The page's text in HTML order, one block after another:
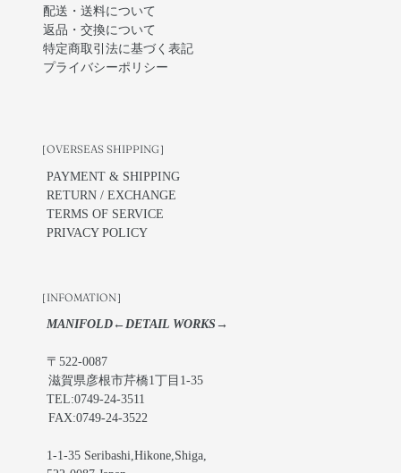
配送・送料について
返品・交換について
特定商取引法に基づく表記
プライバシーポリシー
［OVERSEAS SHIPPING］
PAYMENT & SHIPPING
RETURN / EXCHANGE
TERMS OF SERVICE
PRIVACY POLICY
［INFOMATION］
MANIFOLD←DETAIL WORKS→
〒522-0087
滋賀県彦根市芹橋1丁目1-35
TEL:0749-24-3511
FAX:0749-24-3522
1-1-35 Seribashi,Hikone,Shiga,